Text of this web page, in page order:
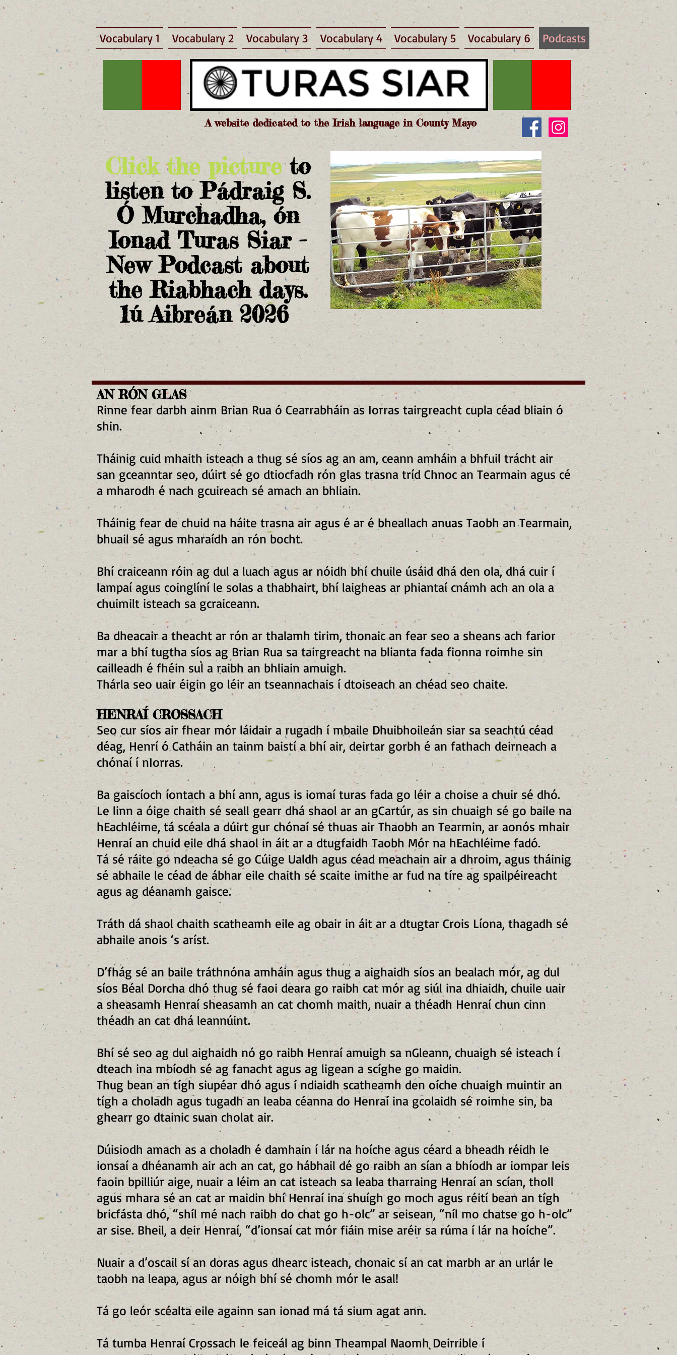
Vocabulary 1 Vocabulary 2 Vocabulary 3 Vocabulary 4 Vocabulary 5 Vocabulary 6 Podcasts
A website dedicated to the Irish language in County Mayo
Click the pictureto
listen to Pádraig S.
Ó Murchadha, ón
Ionad Turas Siar -
New Podcast about
the Riabhach days.
1ú Aibreán 2026
AN RÓN GLAS
Rinne fear darbh ainm Brian Rua ó Cearrabháin as Iorras tairgreacht cupla céad bliain ó
shin.
Tháinig cuid mhaith isteach a thug sé síos ag an am, ceann amháin a bhfuil trácht air
san gceanntar seo, dúirt sé go dtiocfadh rón glas trasna tríd Chnoc an Tearmain agus cé
a mharodh é nach gcuireach sé amach an bhliain.
Tháinig fear de chuid na háite trasna air agus é ar é bheallach anuas Taobh an Tearmain,
bhuail sé agus mharaídh an rón bocht.
Bhí craiceann róin ag dul a luach agus ar nóidh bhí chuile úsáid dhá den ola, dhá cuir í
lampaí agus coinglíní le solas a thabhairt, bhí laigheas ar phiantaí cnámh ach an ola a
chuimilt isteach sa gcraiceann.
Ba dheacair a theacht ar rón ar thalamh tirim, thonaic an fear seo a sheans ach farior
mar a bhí tugtha síos ag Brian Rua sa tairgreacht na blianta fada fionna roimhe sin
cailleadh é fhéin sul a raibh an bhliain amuigh.
Thárla seo uair éigin go léir an tseannachais í dtoiseach an chéad seo chaite.
HENRAÍ CROSSACH
Seo cur síos air fhear mór láidair a rugadh í mbaile Dhuibhoileán siar sa seachtú céad
déag, Henrí ó Catháin an tainm baistí a bhí air, deirtar gorbh é an fathach deirneach a
chónaí í nIorras.
Ba gaiscíoch íontach a bhí ann, agus is iomaí turas fada go léir a choise a chuir sé dhó.
Le linn a óige chaith sé seall gearr dhá shaol ar an gCartúr, as sin chuaigh sé go baile na
hEachléime, tá scéala a dúirt gur chónaí sé thuas air Thaobh an Tearmin, ar aonós mhair
Henraí an chuid eile dhá shaol in áit ar a dtugfaidh Taobh Mór na hEachléime fadó.
Tá sé ráite go ndeacha sé go Cúige Ualdh agus céad meachain air a dhroim, agus tháinig
sé abhaile le céad de ábhar eile chaith sé scaite imithe ar fud na tíre ag spailpéireacht
agus ag déanamh gaisce.
Tráth dá shaol chaith scatheamh eile ag obair in áit ar a dtugtar Crois Líona, thagadh sé
abhaile anois ‘s aríst.
D’fhág sé an baile tráthnóna amháin agus thug a aighaidh síos an bealach mór, ag dul
síos Béal Dorcha dhó thug sé faoi deara go raibh cat mór ag siúl ina dhiaidh, chuile uair
a sheasamh Henraí sheasamh an cat chomh maith, nuair a théadh Henraí chun cinn
théadh an cat dhá leannúint.
Bhí sé seo ag dul aighaidh nó go raibh Henraí amuigh sa nGleann, chuaigh sé isteach í
dteach ina mbíodh sé ag fanacht agus ag ligean a scíghe go maidin.
Thug bean an tígh siupéar dhó agus í ndiaidh scatheamh den oíche chuaigh muintir an
tígh a choladh agus tugadh an leaba céanna do Henraí ina gcolaidh sé roimhe sin, ba
ghearr go dtainic suan cholat air.
Dúisiodh amach as a choladh é damhain í lár na hoíche agus céard a bheadh réidh le
ionsaí a dhéanamh air ach an cat, go hábhail dé go raibh an sían a bhíodh ar iompar leis
faoin bpilliúr aige, nuair a léim an cat isteach sa leaba tharraing Henraí an scían, tholl
agus mhara sé an cat ar maidin bhí Henraí ina shuígh go moch agus réití bean an tígh
bricfásta dhó, “shíl mé nach raibh do chat go h-olc” ar seisean, “níl mo chatse go h-olc”
ar sise. Bheil, a deir Henraí, “d’ionsaí cat mór fiáin mise aréir sa rúma í lár na hoíche”.
Nuair a d’oscail sí an doras agus dhearc isteach, chonaic sí an cat marbh ar an urlár le
taobh na leapa, agus ar nóigh bhí sé chomh mór le asal!
Tá go leór scéalta eile againn san ionad má tá sium agat ann.
Tá tumba Henraí Crossach le feiceál ag binn Theampal Naomh Deirrible í